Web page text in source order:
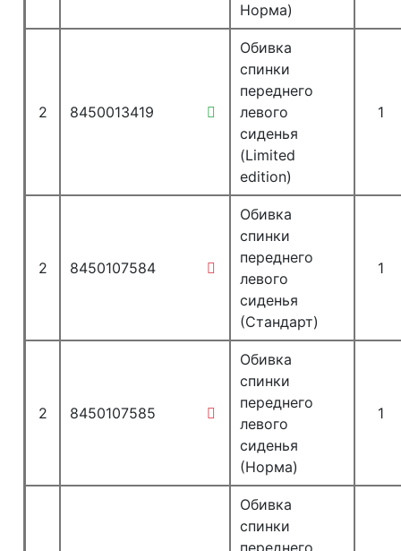
Норма)
2 8450013419
Обивка
спинки
переднего
левого
сиденья
(Limited
edition)
1
2 8450107584
Обивка
спинки
переднего
левого
сиденья
(Стандарт)
1
2 8450107585
Обивка
спинки
переднего
левого
сиденья
(Норма)
1
Обивка
спинки
переднего